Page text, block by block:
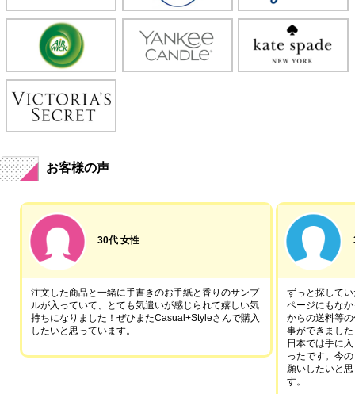
お客様の声
30代 女性
注文した商品と一緒に手書きのお手紙と香りのサンプ
ルが入っていて、とても気遣いが感じられて嬉しい気
持ちになりました！ぜひまたCasual+Styleさんで購入
したいと思っています。
ずっと探して
ページにもな
からの送料等
事ができました
日本では手に
ったです。今
願いしたいと
す。